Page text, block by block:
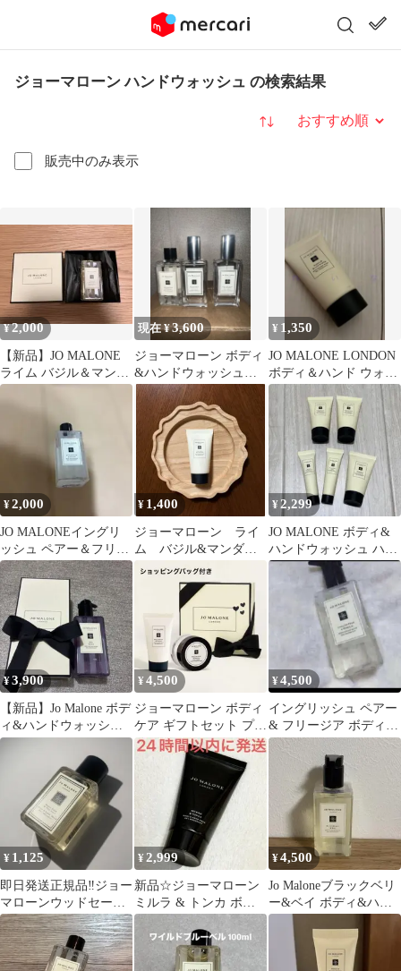
ジョーマローン ハンドウォッシュ の検索結果
販売中のみ表示
並び替え
¥2,000
【新品】JO MALONE
ライム バジル＆マンダ
リン ボディソープ
現在 ¥3,600
ジョーマローン ボディ
&ハンドウォッシュ
100ml +ヘアミスト30m
¥ 1,350
JO MALONE LONDON
ボディ＆ハンド ウォッ
シュ 30ml
¥2,000
JO MALONEイングリ
ッシュ ペアー＆フリー
ジア ボディ＆ハンド ウ
ォッシュ
¥ 1,400
ジョーマローン ライ
ム バジル&マンダリ
ン ボディソープ ハン
ド ボディ
¥2,299
JO MALONE ボディ&
ハンドウォッシュ ハン
ドクリーム 5点セット
¥3,900
【新品】Jo Malone ボデ
ィ&ハンドウォッシュ
レッドローズ ボディソ
¥4,500
ジョーマローン ボディ
ケア ギフトセット プレ
ゼント
¥4,500
イングリッシュ ペアー
& フリージア ボディ &
ハンド ウォッシュ
¥ 1,125
即日発送正規品‼️ジョー
マローンウッドセージ
＆シーソルト ボディ
＆ハンドウォッシュ
¥2,999
新品☆ジョーマローン
ミルラ & トンカ ボデ
ィ & ハンドウォッシュ
30ml
¥4,500
Jo Maloneブラックベリ
ー&ベイ ボディ&ハン
ドウォッシュ 250ml